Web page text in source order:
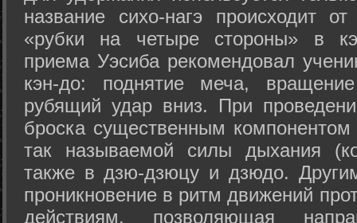
название сихо-нагэ происходит
«рубки на четыре стороны» в
приема Уэсиба рекомендовал
кэн-до: поднятие меча,
рубящий удар вниз. При
броска существенным компонентом
так называемой силы дыхания
также в дзю-дзюцу и дзюдо.
проникновение в ритм движений
действиям, позволяющая